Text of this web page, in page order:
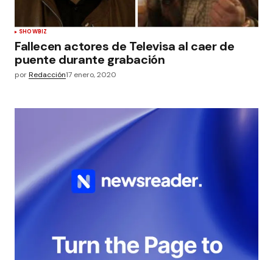
SHOWBIZ
Fallecen actores de Televisa al caer de
puente durante grabación
porRedacción17 enero, 2020